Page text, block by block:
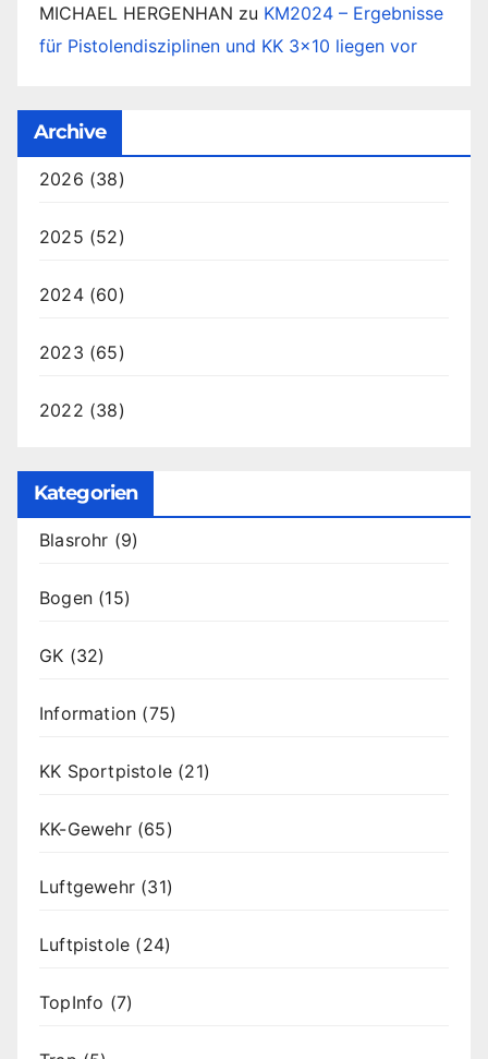
MICHAEL HERGENHAN zu KM2024 – Ergebnisse
für Pistolendisziplinen und KK 3×10 liegen vor
Archive
2026 (38)
2025 (52)
2024(60)
2023 (65)
2022 (38)
Kategorien
Blasrohr (9)
Bogen (15)
GK (32)
Information (75)
KK Sportpistole (21)
KK-Gewehr(65)
Luftgewehr (31)
Luftpistole (24)
TopInfo (7)